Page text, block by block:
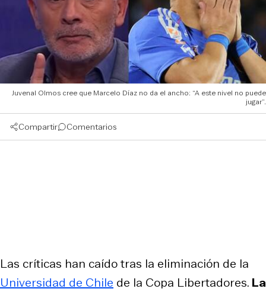
Juvenal Olmos cree que Marcelo Díaz no da el ancho: “A este nivel no puede
jugar”.
Compartir Comentarios
Las críticas han caído tras la eliminación de la
Universidad de Chile de la Copa Libertadores. La